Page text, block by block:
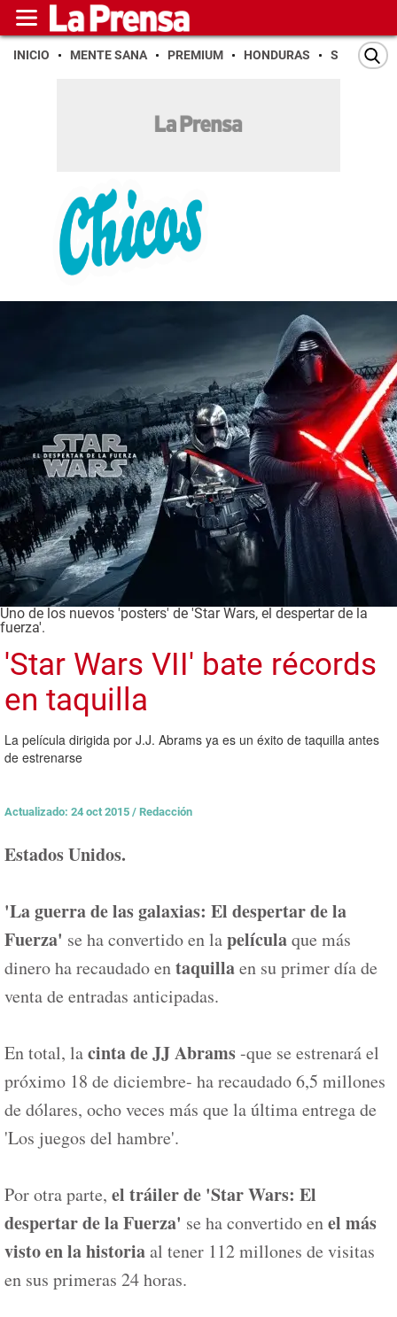
INICIO MENTE SANA PREMIUM HONDURAS SAN PEDRO
Uno de los nuevos 'posters' de 'Star Wars, el despertar de la
fuerza'.
'Star Wars VII' bate récords
en taquilla
La película dirigida por J.J. Abrams ya es un éxito de taquilla antes
de estrenarse
Actualizado: 24 oct 2015 / Redacción
Estados Unidos.
'La guerra de las galaxias: El despertar de la
Fuerza' se ha convertido en lapelículaque más
dinero ha recaudado entaquillaen su primer día de
venta de entradas anticipadas.
En total, lacinta de JJ Abrams-que se estrenará el
próximo 18 de diciembre- ha recaudado 6,5 millones
de dólares, ocho veces más que la última entrega de
'Los juegos del hambre'.
Por otra parte, el tráiler de 'Star Wars: El
despertar de la Fuerza' se ha convertido enel más
visto en la historiaal tener 112 millones de visitas
en sus primeras 24 horas.